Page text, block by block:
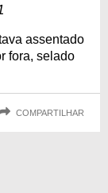
assentado
fora, selado
COMPARTILHAR